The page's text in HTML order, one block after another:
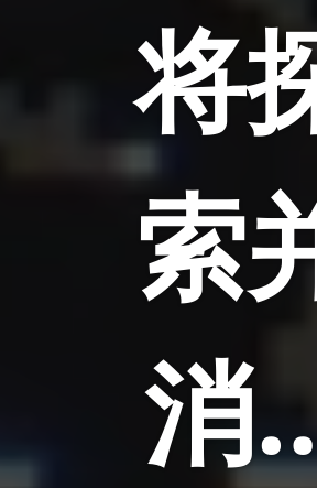
将
索
消